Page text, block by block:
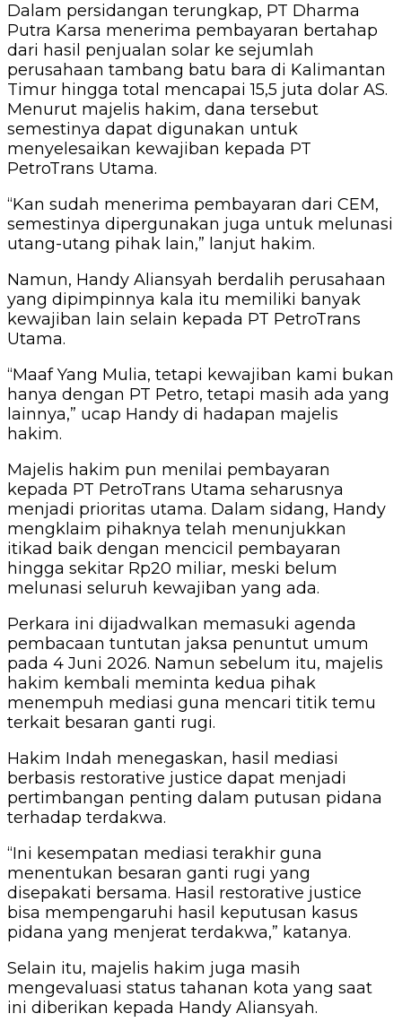
Dalam persidangan terungkap, PT Dharma
Putra Karsa menerima pembayaran bertahap
dari hasil penjualan solar ke sejumlah
perusahaan tambang batu bara di Kalimantan
Timur hingga total mencapai 15,5 juta dolar AS.
Menurut majelis hakim, dana tersebut
semestinya dapat digunakan untuk
menyelesaikan kewajiban kepada PT
PetroTrans Utama.
“Kan sudah menerima pembayaran dari CEM,
semestinya dipergunakan juga untuk melunasi
utang-utang pihak lain,” lanjut hakim.
Namun, Handy Aliansyah berdalih perusahaan
yang dipimpinnya kala itu memiliki banyak
kewajiban lain selain kepada PT PetroTrans
Utama.
“Maaf Yang Mulia, tetapi kewajiban kami bukan
hanya dengan PT Petro, tetapi masih ada yang
lainnya,” ucap Handy di hadapan majelis
hakim.
Majelis hakim pun menilai pembayaran
kepada PT PetroTrans Utama seharusnya
menjadi prioritas utama. Dalam sidang, Handy
mengklaim pihaknya telah menunjukkan
itikad baik dengan mencicil pembayaran
hingga sekitar Rp20 miliar, meski belum
melunasi seluruh kewajiban yang ada.
Perkara ini dijadwalkan memasuki agenda
pembacaan tuntutan jaksa penuntut umum
pada 4 Juni 2026. Namun sebelum itu, majelis
hakim kembali meminta kedua pihak
menempuh mediasi guna mencari titik temu
terkait besaran ganti rugi.
Hakim Indah menegaskan, hasil mediasi
berbasis restorative justice dapat menjadi
pertimbangan penting dalam putusan pidana
terhadap terdakwa.
“Ini kesempatan mediasi terakhir guna
menentukan besaran ganti rugi yang
disepakati bersama. Hasil restorative justice
bisa mempengaruhi hasil keputusan kasus
pidana yang menjerat terdakwa,” katanya.
Selain itu, majelis hakim juga masih
mengevaluasi status tahanan kota yang saat
ini diberikan kepada Handy Aliansyah.